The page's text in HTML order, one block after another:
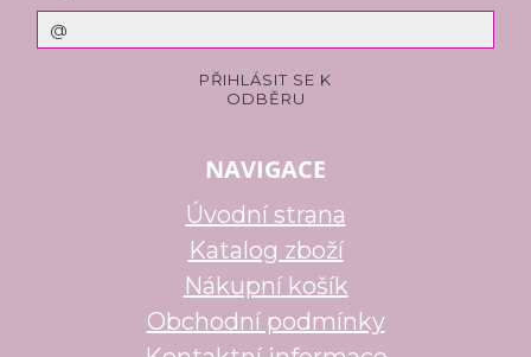
NAVIGACE
Úvodní strana
Katalog zboží
Nákupní košík
Obchodní podmínky